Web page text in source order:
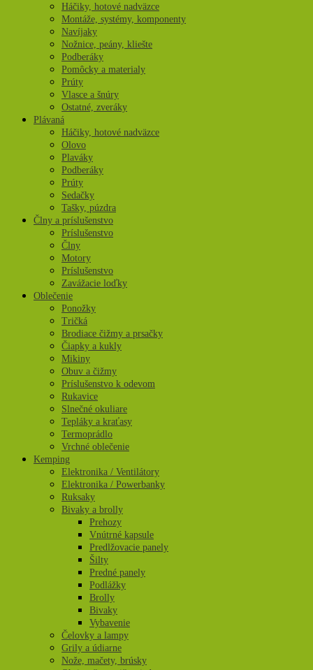
Háčiky, hotové nadväzce
Montáže, systémy, komponenty
Navíjaky
Nožnice, peány, kliešte
Podberáky
Pomôcky a materialy
Prúty
Vlasce a šnúry
Ostatné, zveráky
Plávaná
Háčiky, hotové nadväzce
Olovo
Plaváky
Podberáky
Prúty
Sedačky
Tašky, púzdra
Člny a príslušenstvo
Príslušenstvo
Člny
Motory
Príslušenstvo
Zavážacie loďky
Oblečenie
Ponožky
Tričká
Brodiace čižmy a prsačky
Čiapky a kukly
Mikiny
Obuv a čižmy
Príslušenstvo k odevom
Rukavice
Slnečné okuliare
Tepláky a kraťasy
Termoprádlo
Vrchné oblečenie
Kemping
Elektronika / Ventilátory
Elektronika / Powerbanky
Ruksaky
Bivaky a brolly
Prehozy
Vnútrné kapsule
Predlžovacie panely
Šilty
Predné panely
Podlážky
Brolly
Bivaky
Vybavenie
Čelovky a lampy
Grily a údiarne
Nože, mačety, brúsky